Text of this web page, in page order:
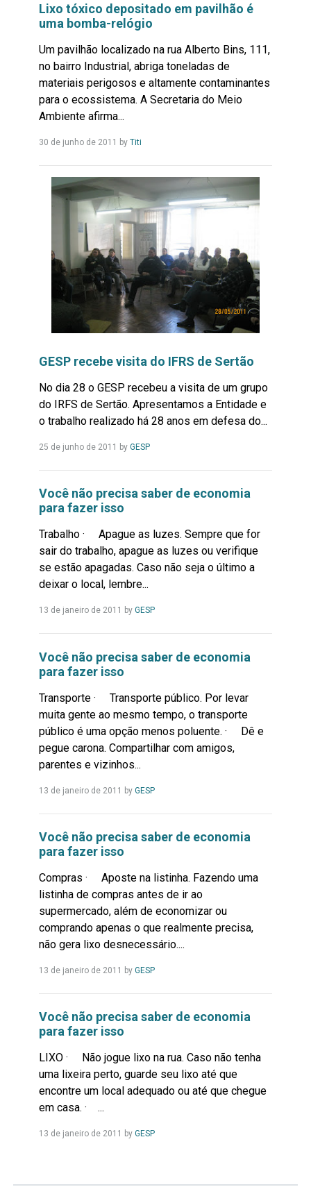
Lixo tóxico depositado em pavilhão é
uma bomba-relógio
Um pavilhão localizado na rua Alberto Bins, 111,
no bairro Industrial, abriga toneladas de
materiais perigosos e altamente contaminantes
para o ecossistema. A Secretaria do Meio
Ambiente afirma...
30 de junho de 2011 by TitiLeia
GESP recebe visita do IFRS de Sertão
No dia 28 o GESP recebeu a visita de um grupo
do IRFS de Sertão. Apresentamos a Entidade e
o trabalho realizado há 28 anos em defesa do...
25 de junho de 2011 by GESPLeia
Você não precisa saber de economia
para fazer isso
Trabalho · Apague as luzes. Sempre que for
sair do trabalho, apague as luzes ou verifique
se estão apagadas. Caso não seja o último a
deixar o local, lembre...
13 de janeiro de 2011 by GESPLeia
Você não precisa saber de economia
para fazer isso
Transporte · Transporte público. Por levar
muita gente ao mesmo tempo, o transporte
público é uma opção menos poluente. · Dê e
pegue carona. Compartilhar com amigos,
parentes e vizinhos...
13 de janeiro de 2011 by GESPLeia
Você não precisa saber de economia
para fazer isso
Compras · Aposte na listinha. Fazendo uma
listinha de compras antes de ir ao
supermercado, além de economizar ou
comprando apenas o que realmente precisa,
não gera lixo desnecessário....
13 de janeiro de 2011 by GESPLeia
Você não precisa saber de economia
para fazer isso
LIXO · Não jogue lixo na rua. Caso não tenha
uma lixeira perto, guarde seu lixo até que
encontre um local adequado ou até que chegue
em casa. · ...
13 de janeiro de 2011 by GESPLeia